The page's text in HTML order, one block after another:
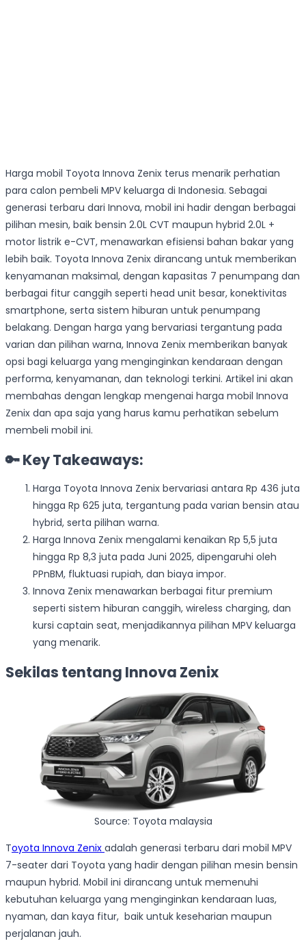
Harga mobil Toyota Innova Zenix terus menarik perhatian
para calon pembeli MPV keluarga di Indonesia. Sebagai
generasi terbaru dari Innova, mobil ini hadir dengan berbagai
pilihan mesin, baik bensin 2.0L CVT maupun hybrid 2.0L +
motor listrik e-CVT, menawarkan efisiensi bahan bakar yang
lebih baik. Toyota Innova Zenix dirancang untuk memberikan
kenyamanan maksimal, dengan kapasitas 7 penumpang dan
berbagai fitur canggih seperti head unit besar, konektivitas
smartphone, serta sistem hiburan untuk penumpang
belakang. Dengan harga yang bervariasi tergantung pada
varian dan pilihan warna, Innova Zenix memberikan banyak
opsi bagi keluarga yang menginginkan kendaraan dengan
performa, kenyamanan, dan teknologi terkini. Artikel ini akan
membahas dengan lengkap mengenai harga mobil Innova
Zenix dan apa saja yang harus kamu perhatikan sebelum
membeli mobil ini.
🔑 Key Takeaways:
Harga Toyota Innova Zenix bervariasi antara Rp 436 juta
hingga Rp 625 juta, tergantung pada varian bensin atau
hybrid, serta pilihan warna.
Harga Innova Zenix mengalami kenaikan Rp 5,5 juta
hingga Rp 8,3 juta pada Juni 2025, dipengaruhi oleh
PPnBM, fluktuasi rupiah, dan biaya impor.
Innova Zenix menawarkan berbagai fitur premium
seperti sistem hiburan canggih, wireless charging, dan
kursi captain seat, menjadikannya pilihan MPV keluarga
yang menarik.
Sekilas tentang Innova Zenix
Source: Toyota malaysia
Toyota Innova Zenix adalah generasi terbaru dari mobil MPV
7-seater dari Toyota yang hadir dengan pilihan mesin bensin
maupun hybrid. Mobil ini dirancang untuk memenuhi
kebutuhan keluarga yang menginginkan kendaraan luas,
nyaman, dan kaya fitur, baik untuk keseharian maupun
perjalanan jauh.